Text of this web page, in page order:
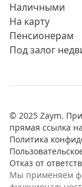
Наличными
На карту
Пенсионерам
Под залог
© 2025 Zaym.
прямая ссылка
Политика
Отказ от
Мы применяем